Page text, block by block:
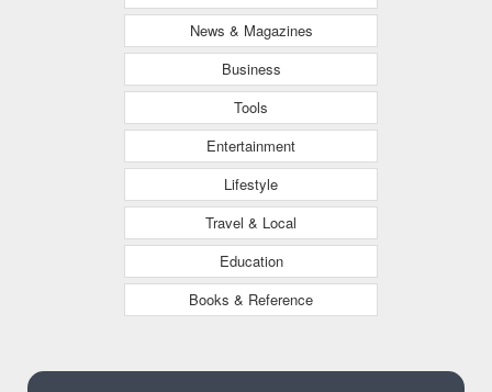
News & Magazines
Business
Tools
Entertainment
Lifestyle
Travel & Local
Education
Books & Reference